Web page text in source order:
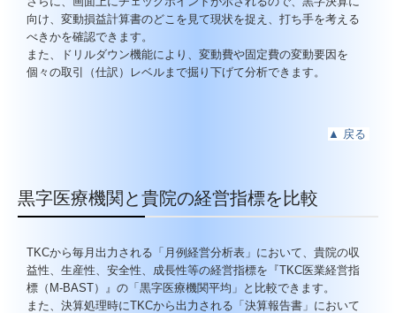
向け、変動損益計算書のどこを見て現状を捉え、打ち手を考える
べきかを確認できます。
また、ドリルダウン機能により、変動費や固定費の変動要因を
個々の取引（仕訳）レベルまで掘り下げて分析できます。
▲ 戻る
黒字医療機関と貴院の経営指標を比較
TKCから毎月出力される「月例経営分析表」において、貴院の収
益性、生産性、安全性、成長性等の経営指標を『TKC医業経営指
標（M-BAST）』の「黒字医療機関平均」と比較できます。
また、決算処理時にTKCから出力される「決算報告書」において